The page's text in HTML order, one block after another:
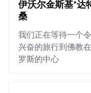
伊沃尔金斯基*达
桑
我们正在等待一个
兴奋的旅行到佛教
罗斯的中心